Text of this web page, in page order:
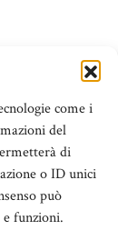
come i
del
di
o ID unici
può
funzioni.